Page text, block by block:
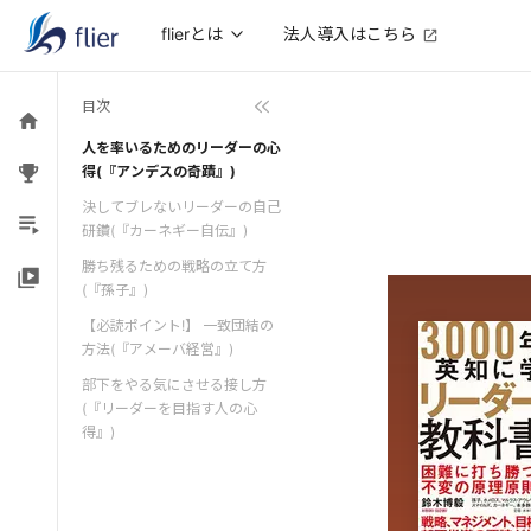
flierとは 法人導入はこちら
目次
人を率いるためのリーダーの心
得(『アンデスの奇蹟』)
決してブレないリーダーの自己
研鑽(『カーネギー自伝』)
勝ち残るための戦略の立て方
(『孫子』)
【必読ポイント!】 一致団結の
方法(『アメーバ経営』)
部下をやる気にさせる接し方
(『リーダーを目指す人の心
得』)